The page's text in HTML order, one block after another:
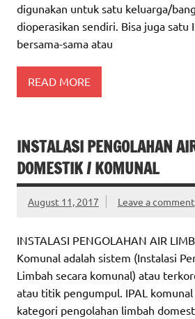
digunakan untuk satu keluarga/
dioperasikan sendiri. Bisa juga satu
bersama-sama atau
READ MORE
INSTALASI PENGOLAHAN
DOMESTIK / KOMUNAL
August 11, 2017 Leave a comment
INSTALASI PENGOLAHAN AIR
Komunal adalah sistem (Instalasi
Limbah secara komunal) atau
atau titik pengumpul. IPAL komunal
kategori pengolahan limbah